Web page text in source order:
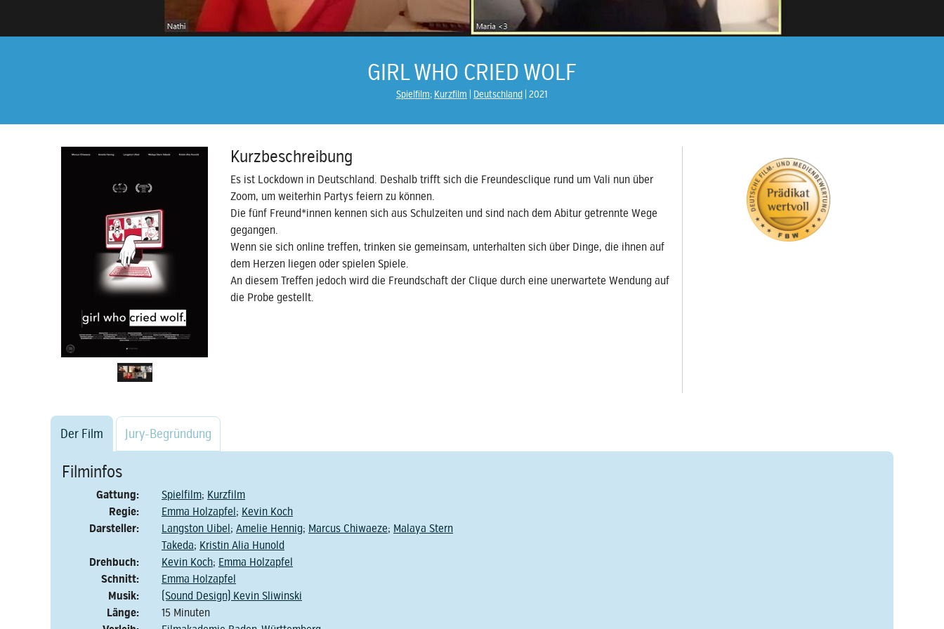
GIRL WHO CRIED WOLF
Spielfilm; Kurzfilm Deutschland 2021
Kurzbeschreibung
Es ist Lockdown in Deutschland. Deshalb trifft sich die Freundesclique rund um Vali nun über
Zoom, um weiterhin Partys feiern zu können.
Die fünf Freund*innen kennen sich aus Schulzeiten und sind nach dem Abitur getrennte Wege
gegangen.
Wenn sie sich online treffen, trinken sie gemeinsam, unterhalten sich über Dinge, die ihnen auf
dem Herzen liegen oder spielen Spiele.
An diesem Treffen jedoch wird die Freundschaft der Clique durch eine unerwartete Wendung auf
die Probe gestellt.
Der Film Jury-Begründung
Filminfos
Gattung: Spielfilm; Kurzfilm
Regie:
Emma Holzapfel; Kevin Koch
Darsteller:
Langston Uibel; Amelie Hennig; Marcus Chiwaeze; Malaya Stern
Takeda; Kristin Alia Hunold
Drehbuch:
Kevin Koch; Emma Holzapfel
Schnitt:
Emma Holzapfel
Musik:
(Sound Design) Kevin Sliwinski
Länge:
15 Minuten